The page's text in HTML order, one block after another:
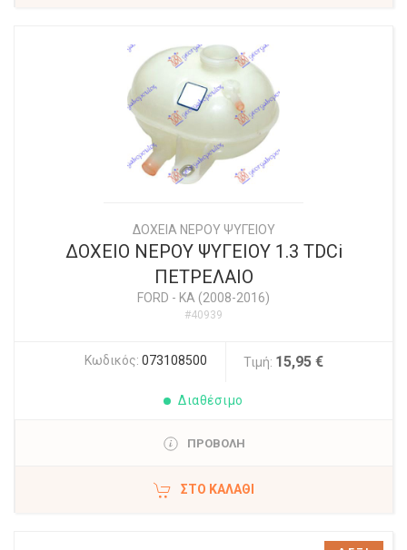
ΔΟΧΕΙΑ ΝΕΡΟΥ ΨΥΓΕΙΟΥ
ΔΟΧΕΙΟ ΝΕΡΟΥ ΨΥΓΕΙΟΥ 1.3 TDCi
ΠΕΤΡΕΛΑΙΟ
FORD - KA (2008-2016)
#40939
Κωδικός: 073108500 Τιμή: 15,95 €
Διαθέσιμο
ΠΡΟΒΟΛΗ
ΣΤΟ ΚΑΛΆΘΙ